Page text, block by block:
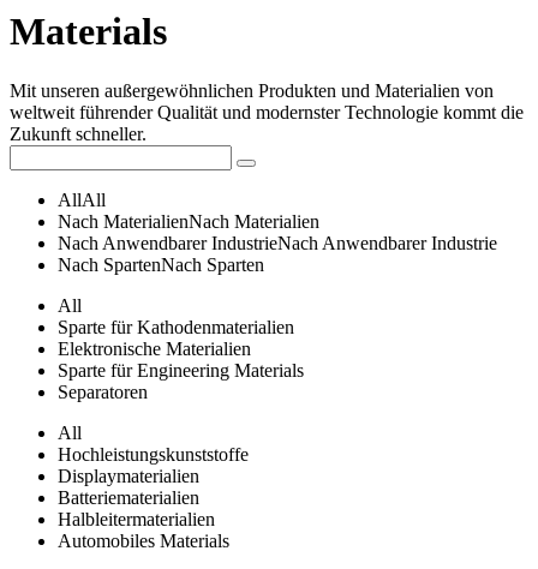
Materials
Mit unseren außergewöhnlichen Produkten und Materialien von
weltweit führender Qualität und modernster Technologie kommt die
Zukunft schneller.
AllAll
Nach MaterialienNach Materialien
Nach Anwendbarer IndustrieNach Anwendbarer Industrie
Nach SpartenNach Sparten
All
Sparte für Kathodenmaterialien
Elektronische Materialien
Sparte für Engineering Materials
Separatoren
All
Hochleistungskunststoffe
Displaymaterialien
Batteriematerialien
Halbleitermaterialien
Automobiles Materials